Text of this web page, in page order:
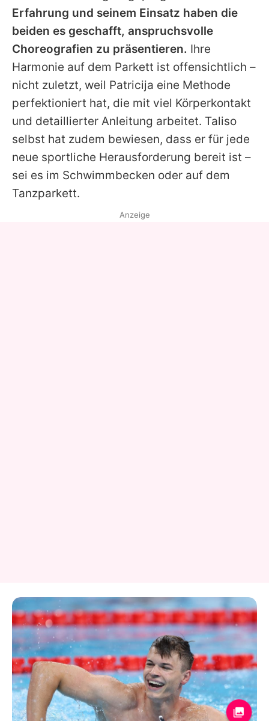
Erfahrung und seinem Einsatz haben die
beiden es geschafft, anspruchsvolle
Choreografien zu präsentieren. Ihre
Harmonie auf dem Parkett ist offensichtlich –
nicht zuletzt, weil Patricija eine Methode
perfektioniert hat, die mit viel Körperkontakt
und detaillierter Anleitung arbeitet. Taliso
selbst hat zudem bewiesen, dass er für jede
neue sportliche Herausforderung bereit ist –
sei es im Schwimmbecken oder auf dem
Tanzparkett.
Anzeige